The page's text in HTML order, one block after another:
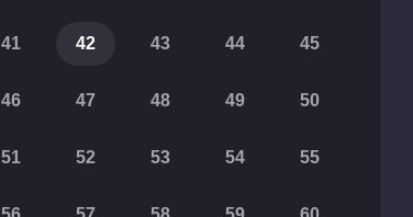
41 42 43 44 45
46 47 48 49 50
51 52 53 54 55